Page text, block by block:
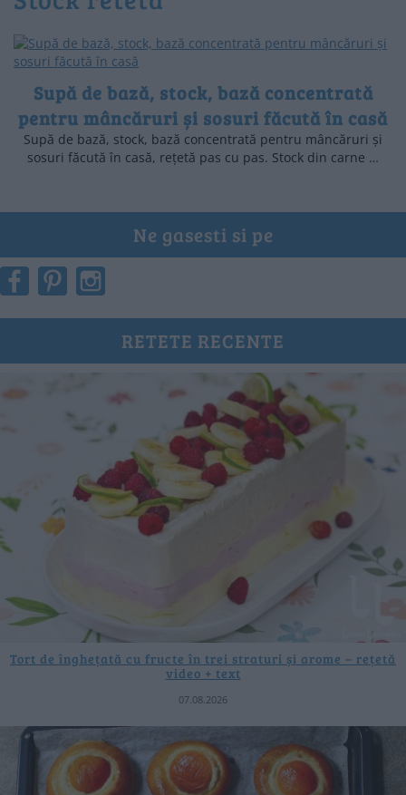
Supă de bază, stock, bază concentrată
pentru mâncăruri și sosuri făcută în casă
Supă de bază, stock, bază concentrată pentru mâncăruri și
sosuri făcută în casă, rețetă pas cu pas. Stock din carne …
Ne gasesti si pe
RETETE RECENTE
Tort de înghețată cu fructe în trei straturi și arome – rețetă
video + text
07.08.2026